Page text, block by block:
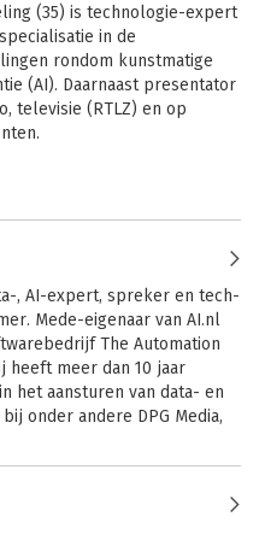
(35) is technologie-expert
in de
rondom kunstmatige
(AI). Daarnaast presentator
televisie (RTLZ) en op
Als techwatcher volgt Remy
en weet de impact op
en banen feilloos te duiden.
Job van den Berg staat hij
per jaar op landelijke podia.
van AI-softwarebouwer
van gefinetunede
, AI-expert, spreker en tech-
Mede-eigenaar van AI.nl
The Automation
heeft meer dan 10 jaar
het aansturen van data- en
onder andere DPG Media,
serie AI at Work (DPG
Job van den